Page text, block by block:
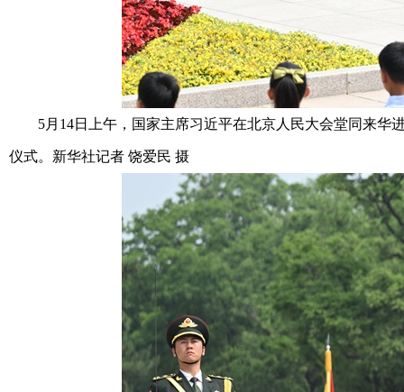
5月14日上午，国家主席习近平在北京人民大会堂同来华
仪式。新华社记者 饶爱民 摄